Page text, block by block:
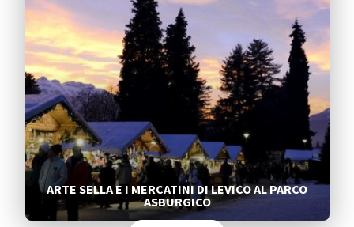
ARTE SELLA E I MERCATINI DI LEVICO AL PARCO
ASBURGICO